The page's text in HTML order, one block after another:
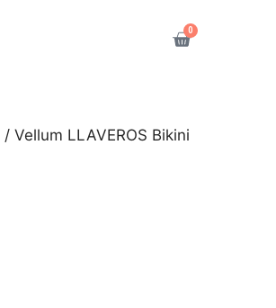
0
/ Vellum LLAVEROS Bikini